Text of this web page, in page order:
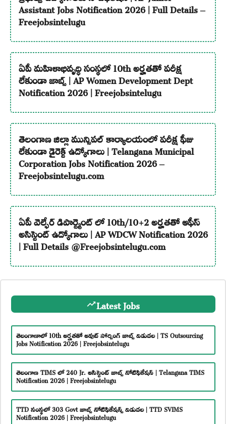
Assistant Jobs Notification 2026 | Full Details –
Freejobsintelugu
ఏపీ మహిళాభివృద్ధి సంస్థలో 10th అర్హతతో పరీక్ష
లేకుండా జాబ్స్ | AP Women Development Dept
Notification 2026 | Freejobsintelugu
తెలంగాణ జిల్లా మున్సిపల్ కార్యాలయంలో పరీక్ష ఫీజు
లేకుండా డైరెక్ట్ ఉద్యోగాలు | Telangana Municipal
Corporation Jobs Notification 2026 –
Freejobsintelugu.com
ఏపీ వెల్ఫేర్ డిపార్ట్మెంట్ లో 10th/10+2 అర్హతతో ఆఫీస్
అసిస్టెంట్ ఉద్యోగాలు | AP WDCW Notification 2026
| Full Details @Freejobsintelugu.com
Latest Jobs
తెలంగాణాలో 10th అర్హతతో అవుట్ సోర్సింగ్ జాబ్స్ విడుదల | TS Outsourcing
Jobs Notification 2026 | Freejobsintelugu
తెలంగాణ TIMS లో 240 Jr. అసిస్టెంట్ జాబ్స్ నోటిఫికేషన్ | Telangana TIMS
Notification 2026 | Freejobsintelugu
TTD సంస్థలో 303 Govt జాబ్స్ నోటిఫికేషన్స్ విడుదల | TTD SVIMS
Notification 2026 | Freejobsintelugu